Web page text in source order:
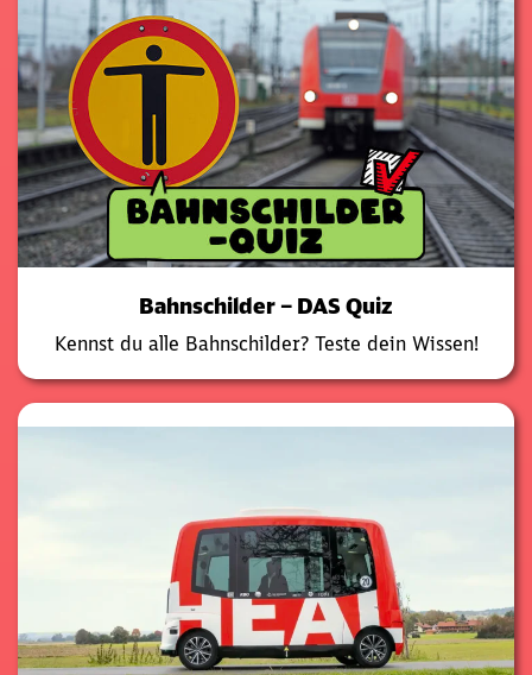
Bahnschilder – DAS Quiz
Kennst du alle Bahnschilder? Teste dein Wissen!